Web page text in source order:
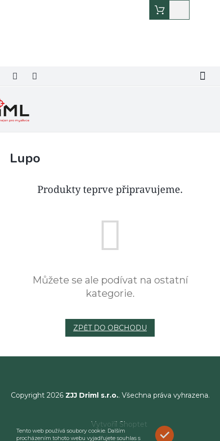
Tento web používá soubory cookie. Dalším
procházením tohoto webu vyjadřujete souhlas s
ROZUMÍM
košík
Lupo
Produkty teprve připravujeme.
Můžete se ale podívat na ostatní
kategorie.
ZPĚT DO OBCHODU
Copyright 2026 ZJJ Driml s.r.o.. Všechna práva vyhrazena.
Vytvořil Shoptet